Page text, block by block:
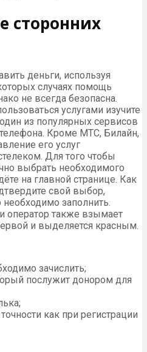
сторонних
деньги, используя
случаях помощь
не всегда безопасна.
услугами изучите
из популярных сервисов
Кроме МТС, Билайн,
его услуг
Для того чтобы
выбрать необходимого
на главной странице. Как
свой выбор,
необходимо заполнить.
оператор также взымает
и выделяется красным.
зачислить;
послужит донором для
как при регистрации